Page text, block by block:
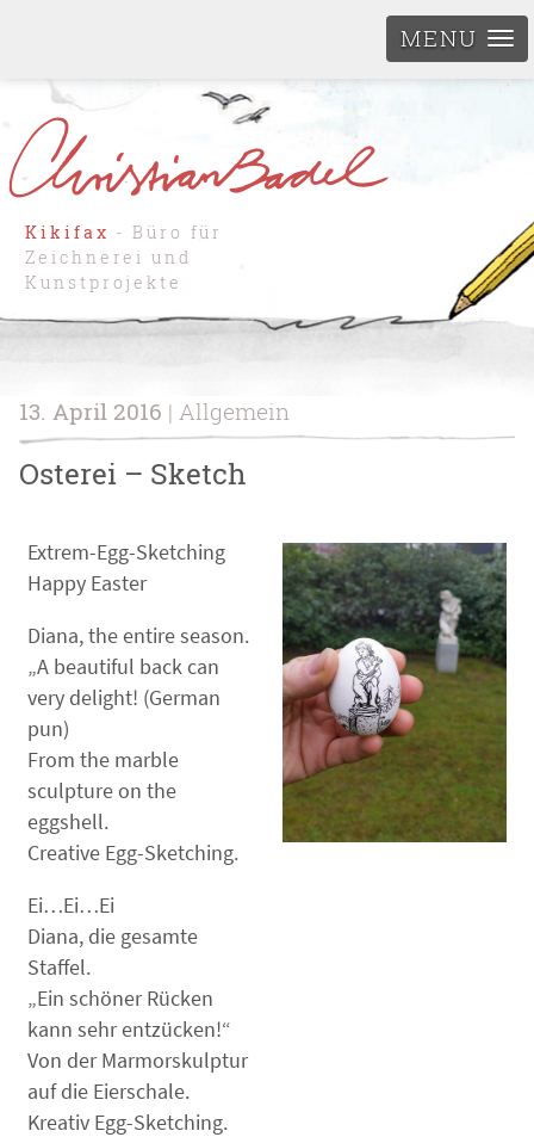
MENU
Kikifax - Büro für
Zeichnerei und
Kunstprojekte
13. April 2016 | Allgemein
Osterei – Sketch
Extrem-Egg-Sketching
Happy Easter
Diana, the entire season.
„A beautiful back can
very delight! (German
pun)
From the marble
sculpture on the
eggshell.
Creative Egg-Sketching.
Ei…Ei…Ei
Diana, die gesamte
Staffel.
„Ein schöner Rücken
kann sehr entzücken!“
Von der Marmorskulptur
auf die Eierschale.
Kreativ Egg-Sketching.